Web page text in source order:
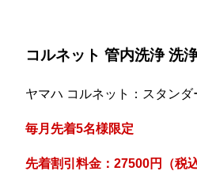
コルネット 管内洗浄 洗
ヤマハ コルネット：スタン
毎月先着5名様限定
先着割引料金：27500円（税込